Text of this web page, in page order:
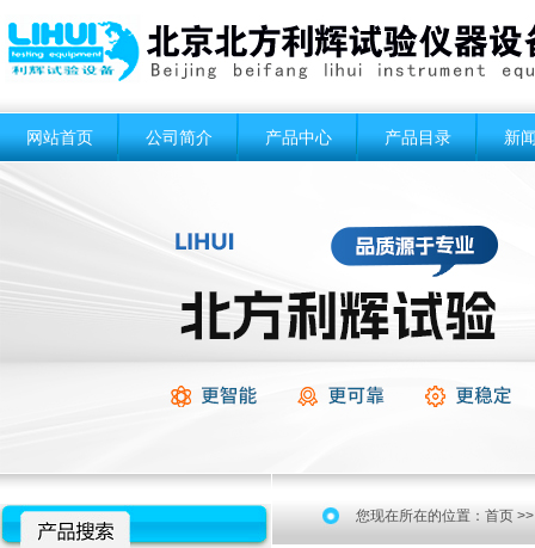
网站首页 公司简介 产品中心 产品目录 新
您现在所在的位置： 首页